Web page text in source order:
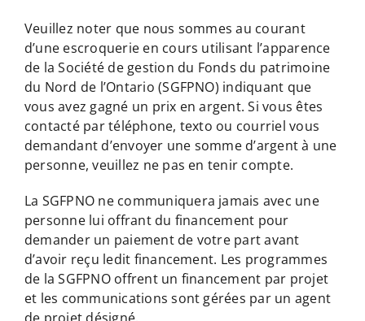
Veuillez noter que nous sommes au courant
d’une escroquerie en cours utilisant l’apparence
de la Société de gestion du Fonds du patrimoine
du Nord de l’Ontario (SGFPNO) indiquant que
vous avez gagné un prix en argent. Si vous êtes
contacté par téléphone, texto ou courriel vous
demandant d’envoyer une somme d’argent à une
personne, veuillez ne pas en tenir compte.
La SGFPNO ne communiquera jamais avec une
personne lui offrant du financement pour
demander un paiement de votre part avant
d’avoir reçu ledit financement. Les programmes
de la SGFPNO offrent un financement par projet
et les communications sont gérées par un agent